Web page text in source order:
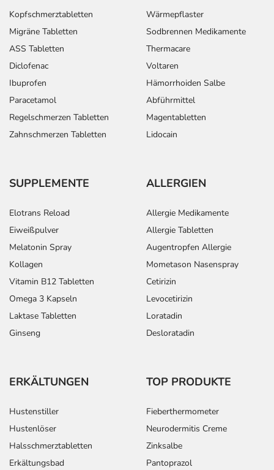
Kopfschmerztabletten
Migräne Tabletten
ASS Tabletten
Diclofenac
Ibuprofen
Paracetamol
Regelschmerzen Tabletten
Zahnschmerzen Tabletten
Wärmepflaster
Sodbrennen Medikamente
Thermacare
Voltaren
Hämorrhoiden Salbe
Abführmittel
Magentabletten
Lidocain
SUPPLEMENTE
Elotrans Reload
Eiweißpulver
Melatonin Spray
Kollagen
Vitamin B12 Tabletten
Omega 3 Kapseln
Laktase Tabletten
Ginseng
ALLERGIEN
Allergie Medikamente
Allergie Tabletten
Augentropfen Allergie
Mometason Nasenspray
Cetirizin
Levocetirizin
Loratadin
Desloratadin
ERKÄLTUNGEN
Hustenstiller
Hustenlöser
Halsschmerztabletten
Erkältungsbad
TOP PRODUKTE
Fieberthermometer
Neurodermitis Creme
Zinksalbe
Pantoprazol